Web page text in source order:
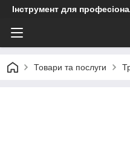
Інструмент для
Товари та послуги